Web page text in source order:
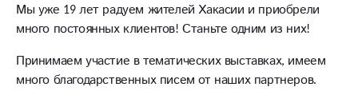
Мы уже 19 лет радуем жителей Хакасии и приобрели
много постоянных клиентов! Станьте одним из них!
Принимаем участие в тематических выставках, имеем
много благодарственных писем от наших партнеров.